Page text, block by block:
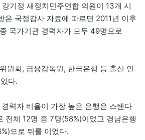
기정 새정치민주연합 의원이 13개 시
은 국정감사 자료에 따르면 2011년 이후
국가기관 경력자가 모두 49명으로
원회, 금융감독원, 한국은행 등 출신 인
다.
력자 비율이 가장 높은 은행은 스탠다
전체 12명 중 7명(58%)이었고 경남은행
으로 뒤를 이었다.